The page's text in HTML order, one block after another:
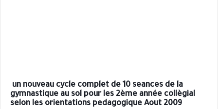
gymnastique au sol pour les 2ème année collègial
selon les orientations pedagogique Aout 2009